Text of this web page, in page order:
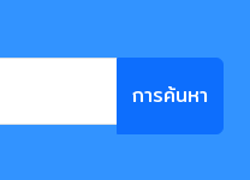
การค้นหา